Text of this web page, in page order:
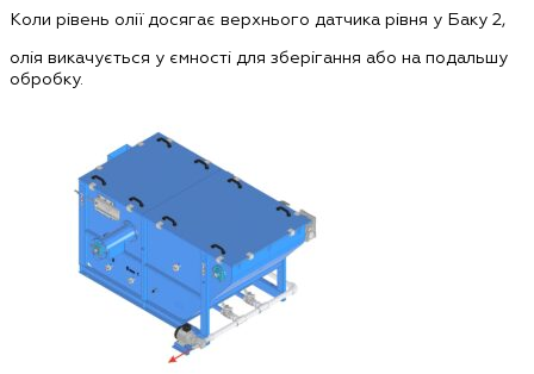
Коли рівень олії досягає верхнього датчика рівня у Баку 2,
олія викачується у ємності для зберігання або на подальшу
обробку.